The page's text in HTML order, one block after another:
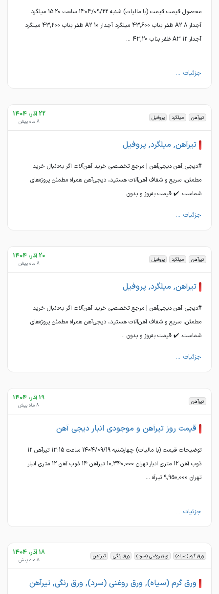
محصول قیمت قیمت (با مالیات) شنبه 1404/09/22 ساعت 15:20 میلگرد
آجدار 8 A2 ظفر بناب 43,600 میلگرد آجدار 10 A2 ظفر بناب 43,200 میلگرد
آجدار 12 A3 ظفر بناب 43,20 ...
جزئیات ...
تیرآهن میلگرد پروفیل 22 آذر، 1404
8 ماه پیش
تیرآهن, میلگرد, پروفیل
#دیجی_آهن دیجی‌آهن | مرجع تخصصی خرید آهن‌آلات اگر به‌دنبال خرید
مطمئن، سریع و شفاف آهن‌آلات هستید، دیجی‌آهن همراه مطمئن پروژه‌های
شماست. ✔️ قیمت به‌روز و بدون ...
جزئیات ...
تیرآهن میلگرد پروفیل 20 آذر، 1404
8 ماه پیش
تیرآهن, میلگرد, پروفیل
#دیجی_آهن دیجی‌آهن | مرجع تخصصی خرید آهن‌آلات اگر به‌دنبال خرید
مطمئن، سریع و شفاف آهن‌آلات هستید، دیجی‌آهن همراه مطمئن پروژه‌های
شماست. ✔️ قیمت به‌روز و بدون ...
جزئیات ...
تیرآهن 19 آذر، 1404
8 ماه پیش
قیمت روز تیرآهن و موجودی انبار دیجی آهن
توضیحات قیمت (با مالیات) چهارشنبه 1404/09/19 ساعت 13:15 تیرآهن 12
ذوب آهن 12 متری انبار تهران 10,340,000 تیرآهن 14 ذوب آهن 12 متری انبار
تهران 9,950,000 تیرآه ...
جزئیات ...
ورق گرم (سیاه) ورق روغنی (سرد) ورق رنگی تیرآهن 18 آذر، 1404
8 ماه پیش
ورق گرم (سیاه), ورق روغنی (سرد), ورق رنگی, تیرآهن